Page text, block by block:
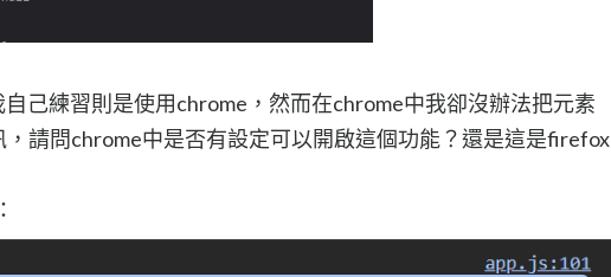
己練習則是使用chrome，然而在chrome中我卻沒辦法把元素
請問chrome中是否有設定可以開啟這個功能？還是這是firefox